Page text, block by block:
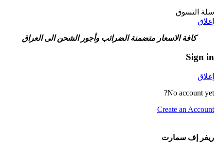
سلة التسوق
إغلاق
كافة الاسعار متضمنة الضرائب وأجور الشحن الى العراق
Sign in
إغلاق
No account yet?
Create an Account
ريفر إف سمارت